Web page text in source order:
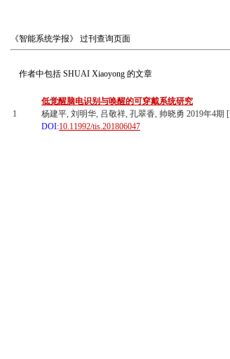
《智能系统学报》 过刊查询页面
作者中包括 SHUAI Xiaoyong 的文章
1
低觉醒脑电识别与唤醒的可穿戴系统研究
杨建平, 刘明华, 吕敬祥, 孔翠香, 帅晓勇 2019年4期
DOI:10.11992/tis.201806047